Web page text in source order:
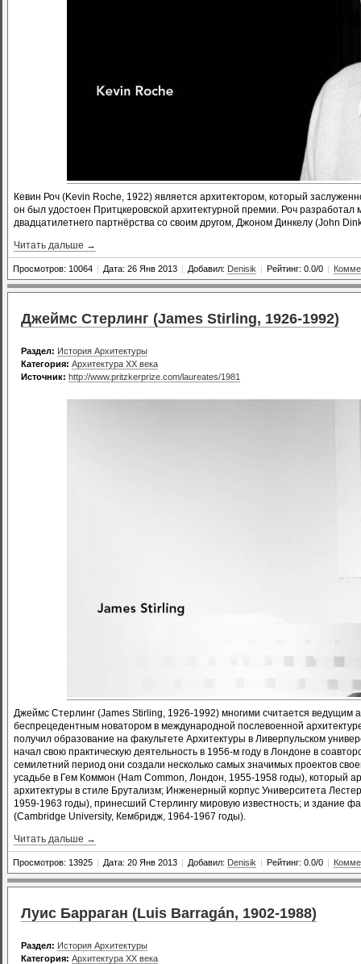
Кевин Роч (Kevin Roche, 1922) является архитектором, который
он был удостоен Притцкеровской архитектурной премии. Роч разработал
двадцатилетнего партнёрства со своим другом, Джоном Динкелу (John
Читать дальше →
Просмотров: 10064 | Дата: 26 Янв 2013 | Добавил: Denisik | Рейтинг: 0.0/0 |
Джеймс Стерлинг (James Stirling, 1926-1992)
Раздел: История Архитектуры
Категория: Архитектура XX века
Источник: http://www.pritzkerprize.com/laureates/1981
Джеймс Стерлинг (James Stirling, 1926-1992) многими считается ведущим
беспрецедентным новатором в международной послевоенной
получил образование на факультете Архитектуры в Ливерпульском
начал свою практическую деятельность в 1956-м году в Лондоне в
семилетний период они создали несколько самых значимых проектов
усадьбе в Гем Коммон (Ham Common, Лондон, 1955-1958 годы), который
архитектуры в стиле Брутализм; Инженерный корпус Университета
1959-1963 годы), принесший Стерлингу мировую известность; и здание
(Cambridge University, Кембридж, 1964-1967 годы).
Читать дальше →
Просмотров: 13925 Дата: 20 Янв 2013 Добавил: Denisik Рейтинг: 0.0/0
Луис Барраган (Luis Barragán, 1902-1988)
Раздел: История Архитектуры
Категория: Архитектура XX века